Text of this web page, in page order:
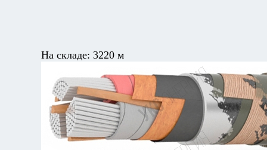
На складе: 3220 м